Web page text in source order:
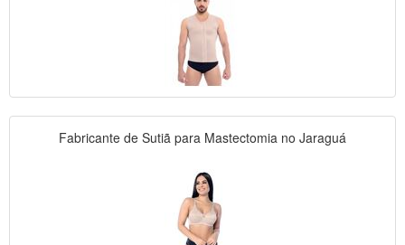
Fabricante de Sutiã para Mastectomia no Jaraguá